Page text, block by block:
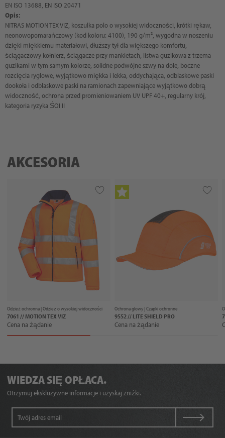
EN ISO 13688, EN ISO 20471
Opis:
NITRAS MOTION TEX VIZ, koszulka polo o wysokiej widoczności, krótki rękaw,
neonowopomarańczowy (kod koloru: 4100), 190 g/m², wygodna w noszeniu
dzięki miękkiemu materiałowi, dłuższy tył dla większego komfortu,
ściągaczowy kołnierz, ściągacze przy mankietach, listwa guzikowa z trzema
guzikami w tym samym kolorze, solidne podwójne szwy na dole, boczne
rozcięcia ryglowe, wyjątkowo miękka i lekka, oddychająca, odblaskowe paski
dookoła i odblaskowe paski na ramionach zapewniające wyjątkowo dobrą
widoczność, ochrona przed promieniowaniem UV UPF 40+, regularny krój,
kategoria ryzyka ŚOI II
AKCESORIA
Odzież ochronna |Odzież o wysokiej widoczności
7061 // MOTION TEX VIZ
Cena na żądanie
Ochrona głowy |Czapki ochronne
9552 // LITE SHIELD PRO
Cena na żądanie
WIEDZA SIĘ OPŁACA.
Otrzymuj ekskluzywne informacje i uzyskaj zniżki.